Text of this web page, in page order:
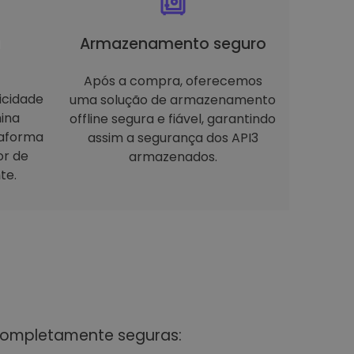
de
Armazenamento seguro
Após a compra, oferecemos
uma solução de armazenamento
offline segura e fiável, garantindo
assim a segurança dos API3
armazenados.
seguras: